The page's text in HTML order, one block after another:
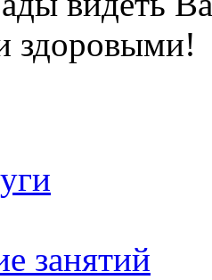
здоровыми!
занятий